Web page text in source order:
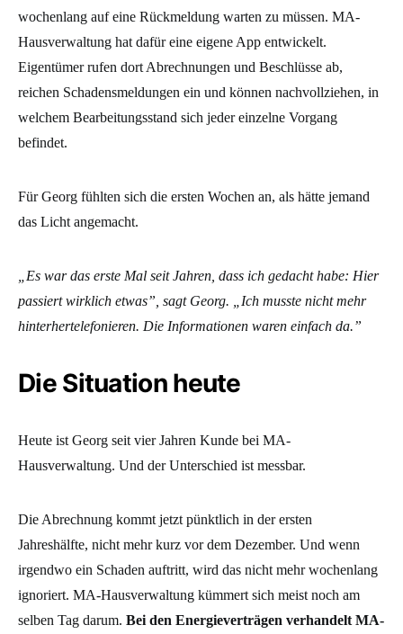
wochenlang auf eine Rückmeldung warten zu müssen. MA-
Hausverwaltung hat dafür eine eigene App entwickelt.
Eigentümer rufen dort Abrechnungen und Beschlüsse ab,
reichen Schadensmeldungen ein und können nachvollziehen, in
welchem Bearbeitungsstand sich jeder einzelne Vorgang
befindet.
Für Georg fühlten sich die ersten Wochen an, als hätte jemand
das Licht angemacht.
„Es war das erste Mal seit Jahren, dass ich gedacht habe: Hier
passiert wirklich etwas”, sagt Georg. „Ich musste nicht mehr
hinterhertelefonieren. Die Informationen waren einfach da.”
Die Situation heute
Heute ist Georg seit vier Jahren Kunde bei MA-
Hausverwaltung. Und der Unterschied ist messbar.
Die Abrechnung kommt jetzt pünktlich in der ersten
Jahreshälfte, nicht mehr kurz vor dem Dezember. Und wenn
irgendwo ein Schaden auftritt, wird das nicht mehr wochenlang
ignoriert. MA-Hausverwaltung kümmert sich meist noch am
selben Tag darum. Bei den Energieverträgen verhandelt MA-